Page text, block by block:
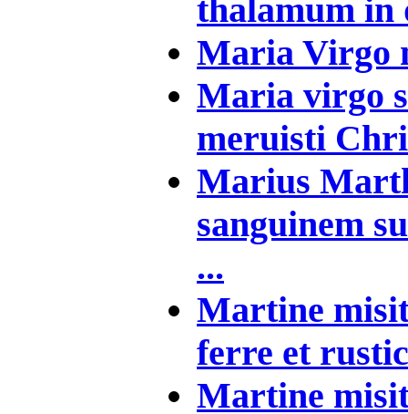
thalamum in
Maria Virgo
Maria virgo
meruisti
Marius
sanguinem
...
Martine
ferre et
Martine